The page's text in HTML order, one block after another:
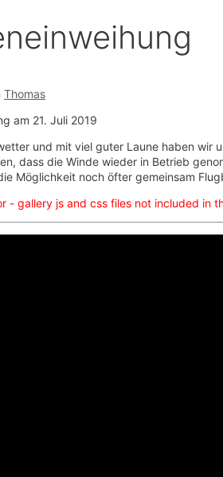
Thomas
am 21. Juli 2019
und mit viel guter Laune haben wir
dass die Winde wieder in Betrieb
Möglichkeit noch öfter gemeinsam
- gallery js and css files not included in